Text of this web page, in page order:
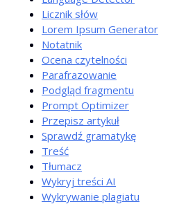
Licznik słów
Lorem Ipsum Generator
Notatnik
Ocena czytelności
Parafrazowanie
Podgląd fragmentu
Prompt Optimizer
Przepisz artykuł
Sprawdź gramatykę
Treść
Tłumacz
Wykryj treści AI
Wykrywanie plagiatu